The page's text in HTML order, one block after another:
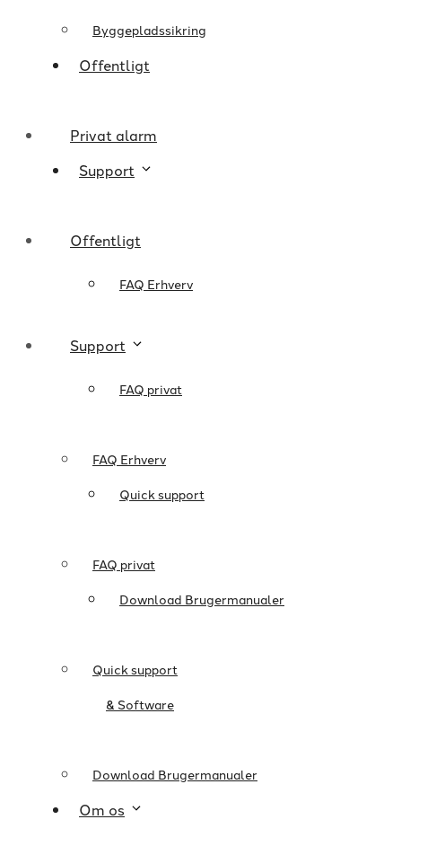
Offentligt
Support
FAQ Erhverv
FAQ privat
Quick support
Download Brugermanualer
& Software
Om os
Byggepladssikring
Privat alarm
Offentligt
Support
FAQ Erhverv
FAQ privat
Quick support
Download Brugermanualer